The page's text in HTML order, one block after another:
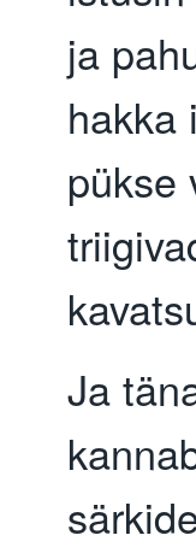
ja
hakka
pükse
Ja